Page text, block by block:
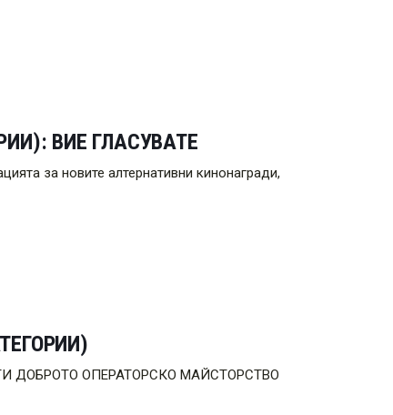
ВИЕ ГЛАСУВАТЕ
за новите алтернативни кинонагради,
ДОБРОТО ОПЕРАТОРСКО МАЙСТОРСТВО